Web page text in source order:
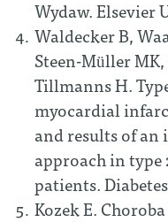
Wydaw. Elsevier
Waldecker B,
Steen-Müller
Tillmanns H.
myocardial
and results of an
approach in type
patients. Diabetes
Kozek E.